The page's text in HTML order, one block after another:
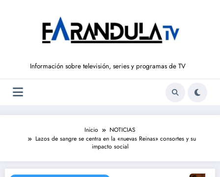
Información sobre televisión, series y programas de TV
Inicio
NOTICIAS
Lazos de sangre se centra en la «nuevas Reinas» consortes y su
impacto social